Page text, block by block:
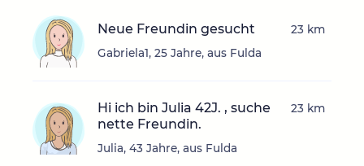
Neue Freundin gesucht
Gabriela1, 25 Jahre, aus Fulda
23 km
Hi ich bin Julia 42J. , suche
nette Freundin.
Julia, 43 Jahre, aus Fulda
23 km